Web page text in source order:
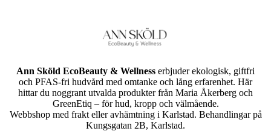
Ann Sköld EcoBeauty & Wellness erbjuder ekologisk, giftfri
och PFAS-fri hudvård med omtanke och lång erfarenhet. Här
hittar du noggrant utvalda produkter från Maria Åkerberg och
GreenEtiq – för hud, kropp och välmående.
Webbshop med frakt eller avhämtning i Karlstad. Behandlingar på
Kungsgatan 2B, Karlstad.